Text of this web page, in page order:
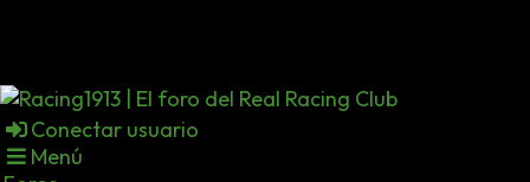
Conectar usuario
Menú